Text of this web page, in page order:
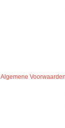
Algemene Voorwaarden